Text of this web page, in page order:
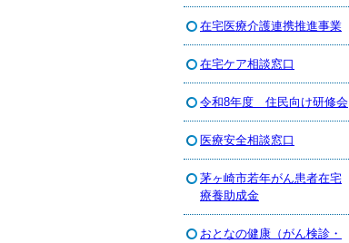
在宅医療介護連携推進事業
在宅ケア相談窓口
令和8年度 住民向け研修会
医療安全相談窓口
茅ヶ崎市若年がん患者在宅
療養助成金
おとなの健康（がん検診・